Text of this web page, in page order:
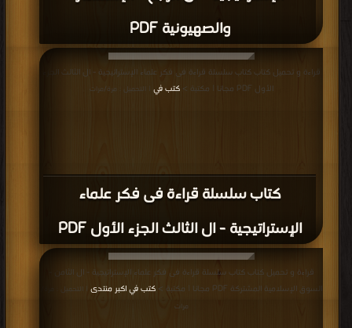
والصهيونية PDF
كتاب سلسلة قراءة فى فكر علماء
الإستراتيجية - ال الثالث الجزء الأول PDF
قراءة و تحميل كتاب كتاب سلسلة قراءة فى فكر علماء الإستراتيجية - ال الثالث الجزء
الأول PDF مجانا | مكتبة >
كتب في | التحميل : مرة/مرات
قراءة و تحميل كتاب كتاب سلسلة قراءة فى فكر علماء الإستراتيجية - ال الثامن -
السوق الإسلامية المشتركة PDF مجانا | مكتبة >
كتب في اكبر منتدى
| التحميل : مرة/